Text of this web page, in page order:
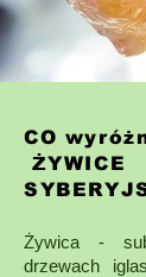
CO
ŻYWICE
Żywica -
drzewach